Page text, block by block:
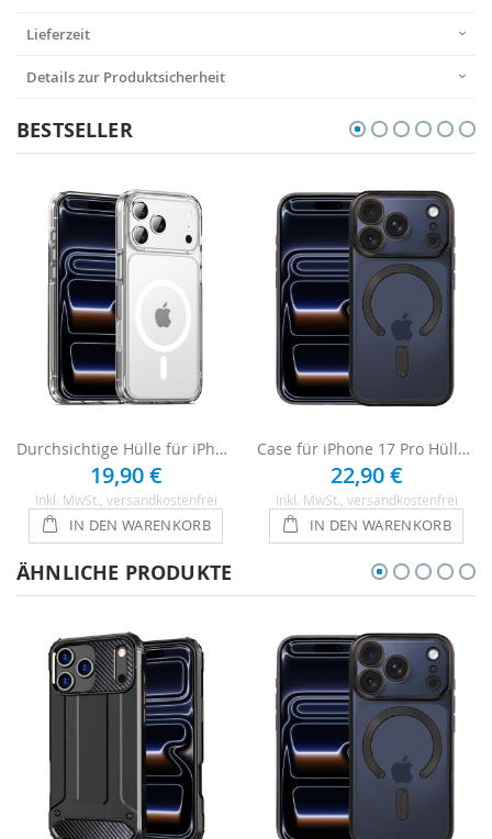
Lieferzeit
Details zur Produktsicherheit
BESTSELLER
Durchsichtige Hülle für iPhone 17 Pro MagSafe kompatibel Transparent
19,90 €
Inkl. MwSt. , versandkostenfrei
IN DEN WARENKORB
Case für iPhone 17 Pro Hülle mit Kameraschutz - Schwarz
22,90 €
Inkl. MwSt. , versandkostenfrei
IN DEN WARENKORB
ÄHNLICHE PRODUKTE